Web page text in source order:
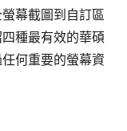
幕截圖到自訂區
種最有效的華碩
何重要的螢幕資